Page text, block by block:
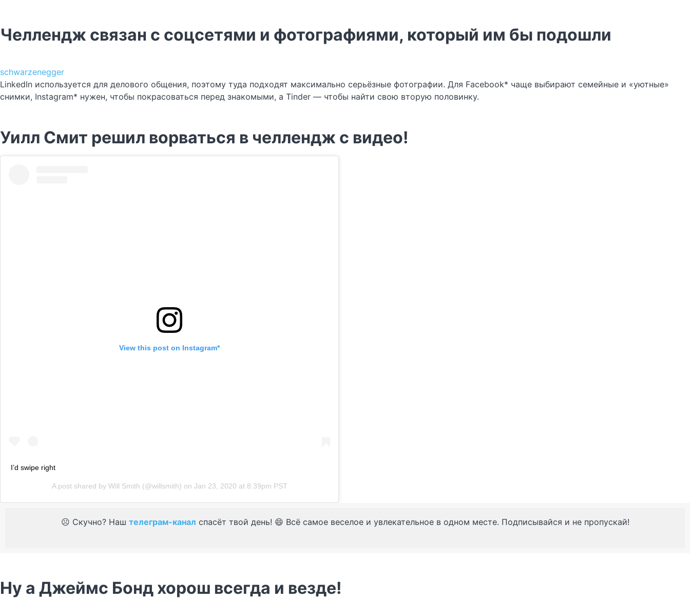
Челлендж связан с соцсетями и фотографиями, который им бы подошли
schwarzenegger
LinkedIn используется для делового общения, поэтому туда подходят максимально серьёзные фотографии. Для Facebook* чаще выбирают семейные и «уютные»
снимки, Instagram* нужен, чтобы покрасоваться перед знакомыми, а Tinder — чтобы найти свою вторую половинку.
Уилл Смит решил ворваться в челлендж с видео!
View this post on Instagram*
I’d swipe right
A post shared by Will Smith (@willsmith) on Jan 23, 2020 at 8:39pm PST
☹️ Скучно? Наш телеграм-канал спасёт твой день! 😄 Всё самое веселое и увлекательное в одном месте. Подписывайся и не пропускай!
Ну а Джеймс Бонд хорош всегда и везде!